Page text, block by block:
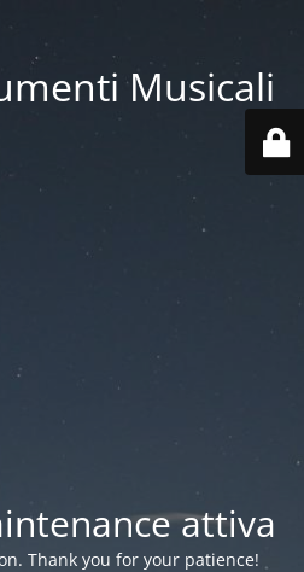
Musicali
attiva
Thank you for your patience!